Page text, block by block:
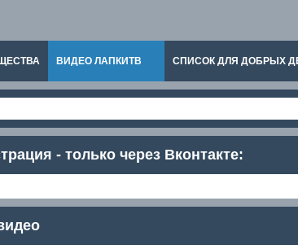
ВИДЕО ЛАПКИТВ СПИСОК ДЛЯ ДОБРЫХ
- только через Вконтакте: